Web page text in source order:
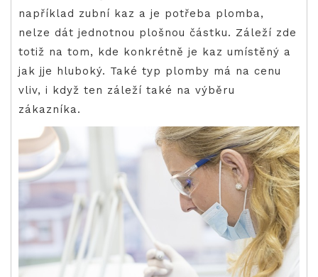
například zubní kaz a je potřeba plomba,
nelze dát jednotnou plošnou částku. Záleží zde
totiž na tom, kde konkrétně je kaz umístěný a
jak jje hluboký. Také typ plomby má na cenu
vliv, i když ten záleží také na výběru
zákazníka.